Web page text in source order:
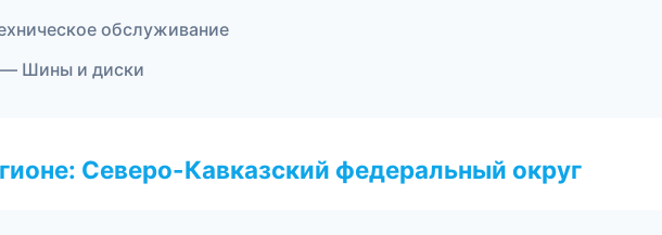
обслуживание
Шины и диски
Северо-Кавказский федеральный округ